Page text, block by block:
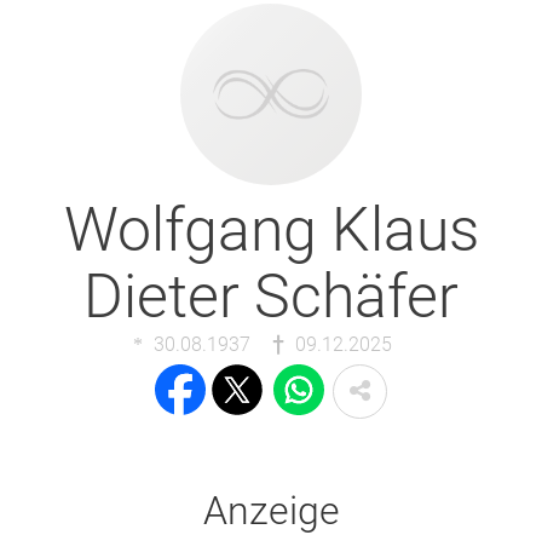
Wolfgang Klaus
Dieter Schäfer
30.08.1937 09.12.2025
Anzeige